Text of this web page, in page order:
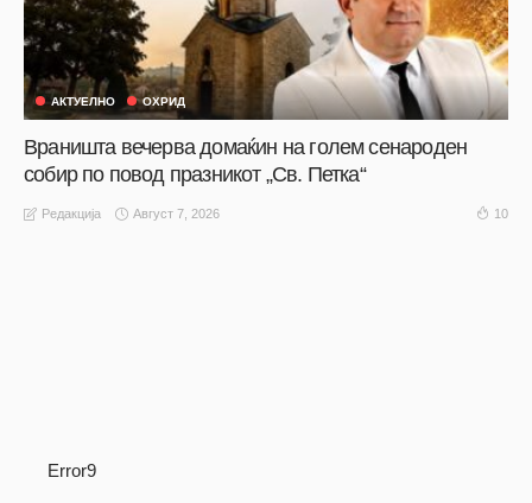
АКТУЕЛНО ОХРИД
Враништа вечерва домаќин на голем сенароден
собир по повод празникот „Св. Петка“
Редакција Август 7, 2026 10
Error9